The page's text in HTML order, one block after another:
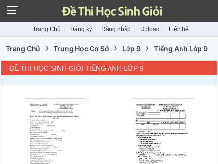
Trang Chủ Đăng ký Đăng nhập Upload Liên hệ
Trang Chủ › Trung Học Cơ Sở › Lớp 9 › Tiếng Anh Lớp 9
ĐỀ THI HỌC SINH GIỎI TIẾNG ANH LỚP 9